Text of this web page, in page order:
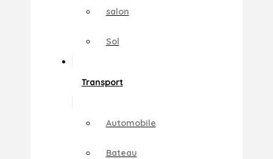
salon
Sol
Transport
Automobile
Bateau